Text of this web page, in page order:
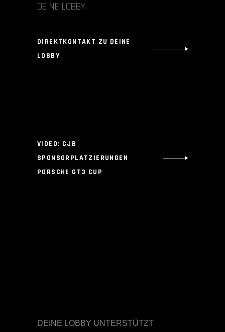
DEINE LOBBY.
DIREKTKONTAKT ZU DEINE
LOBBY
VIDEO: CJB
SPONSORPLATZIERUNGEN
PORSCHE GT3 CUP
DEINE LOBBY UNTERSTÜTZT